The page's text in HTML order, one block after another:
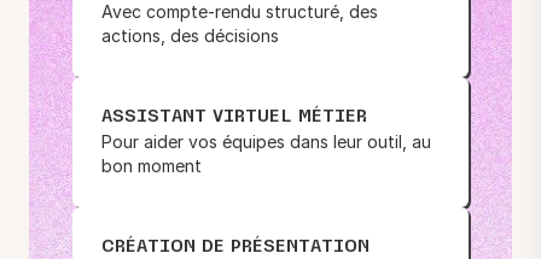
Avec compte-rendu structuré, des
actions, des décisions
ASSISTANT VIRTUEL MÉTIER
Pour aider vos équipes dans leur outil, au
bon moment
CRÉATION DE PRÉSENTATION